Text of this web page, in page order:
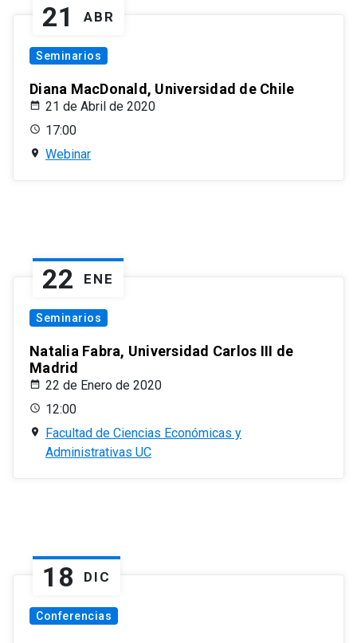
21 ABR
Seminarios
Diana MacDonald, Universidad de Chile
21 de Abril de 2020
17:00
Webinar
22 ENE
Seminarios
Natalia Fabra, Universidad Carlos III de
Madrid
22 de Enero de 2020
12:00
Facultad de Ciencias Económicas y
Administrativas UC
18 DIC
Conferencias